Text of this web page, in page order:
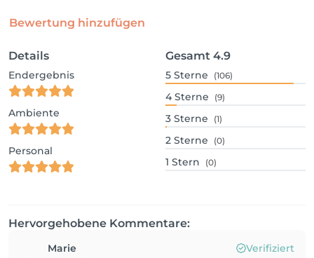
Bewertung hinzufügen
Details
Endergebnis
Ambiente
Personal
Gesamt 4.9
5 Sterne (106)
4 Sterne (9)
3 Sterne (1)
2 Sterne (0)
1 Stern (0)
Hervorgehobene Kommentare:
Marie Verifiziert